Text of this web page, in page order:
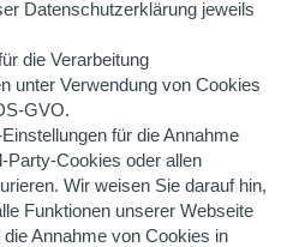
Datenschutzerklärung jeweils
die Verarbeitung
unter Verwendung von Cookies
GVO.
für die Annahme
Party-Cookies oder allen
Wir weisen Sie darauf hin,
Funktionen unserer Webseite
Annahme von Cookies in